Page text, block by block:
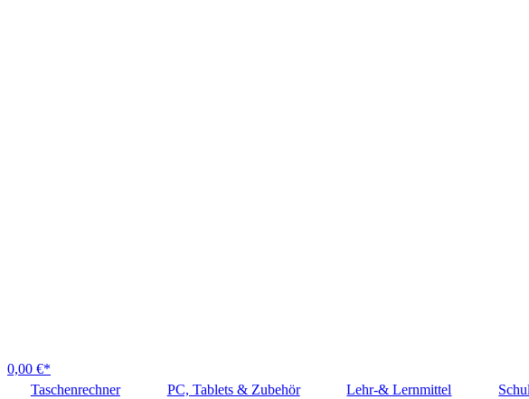
0,00 €*
Taschenrechner
PC, Tablets & Zubehör Lehr-& Lernmittel